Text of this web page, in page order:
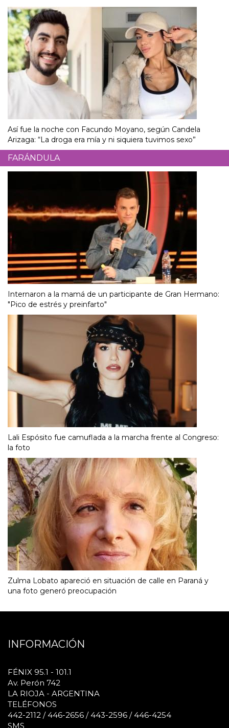
Así fue la noche con Facundo Moyano, según Candela
Arizaga: “La droga era mía y ni siquiera tuvimos sexo”
FARÁNDULA
Internaron a la mamá de un participante de Gran Hermano:
"Pico de estrés y preinfarto"
Lali Espósito fue camuflada a la marcha frente al Congreso:
la foto
Zulma Lobato apareció en situación de calle en Paraná y
una foto generó preocupación
INFORMACIÓN
FÉNIX 95.1 - 101.1
Av. Perón 742
LA RIOJA - ARGENTINA
TELÉFONOS
442-2112 / 446-2656 / 443-2596 / 446-4254
SMS